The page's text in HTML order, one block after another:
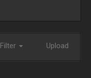
Filter Upload